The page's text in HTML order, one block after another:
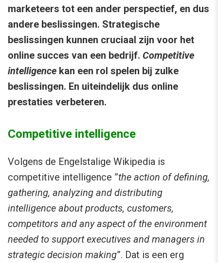
marketeers tot een ander perspectief, en dus
andere beslissingen. Strategische
beslissingen kunnen cruciaal zijn voor het
online succes van een bedrijf. Competitive
intelligence kan een rol spelen bij zulke
beslissingen. En uiteindelijk dus online
prestaties verbeteren.
Competitive intelligence
Volgens de Engelstalige Wikipedia is
competitive intelligence ”the action of defining,
gathering, analyzing and distributing
intelligence about products, customers,
competitors and any aspect of the environment
needed to support executives and managers in
strategic decision making”. Dat is een erg